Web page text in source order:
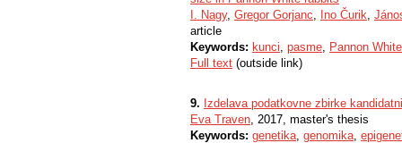
I. Nagy, Gregor Gorjanc, Ino Čurik,
article
Keywords: kunci, pasme, Pannon White
Full text (outside link)
9. Izdelava podatkovne zbirke
Eva Traven, 2017, master's thesis
Keywords: genetika, genomika,